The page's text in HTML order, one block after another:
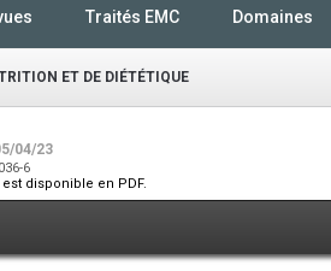
Traités EMC Domaines
ET DE DIÉTÉTIQUE
04/23
6
disponible en PDF.